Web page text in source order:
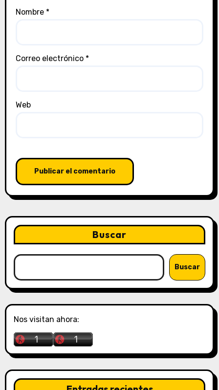
Nombre *
Correo electrónico *
Web
Buscar
Buscar
Nos visitan ahora: